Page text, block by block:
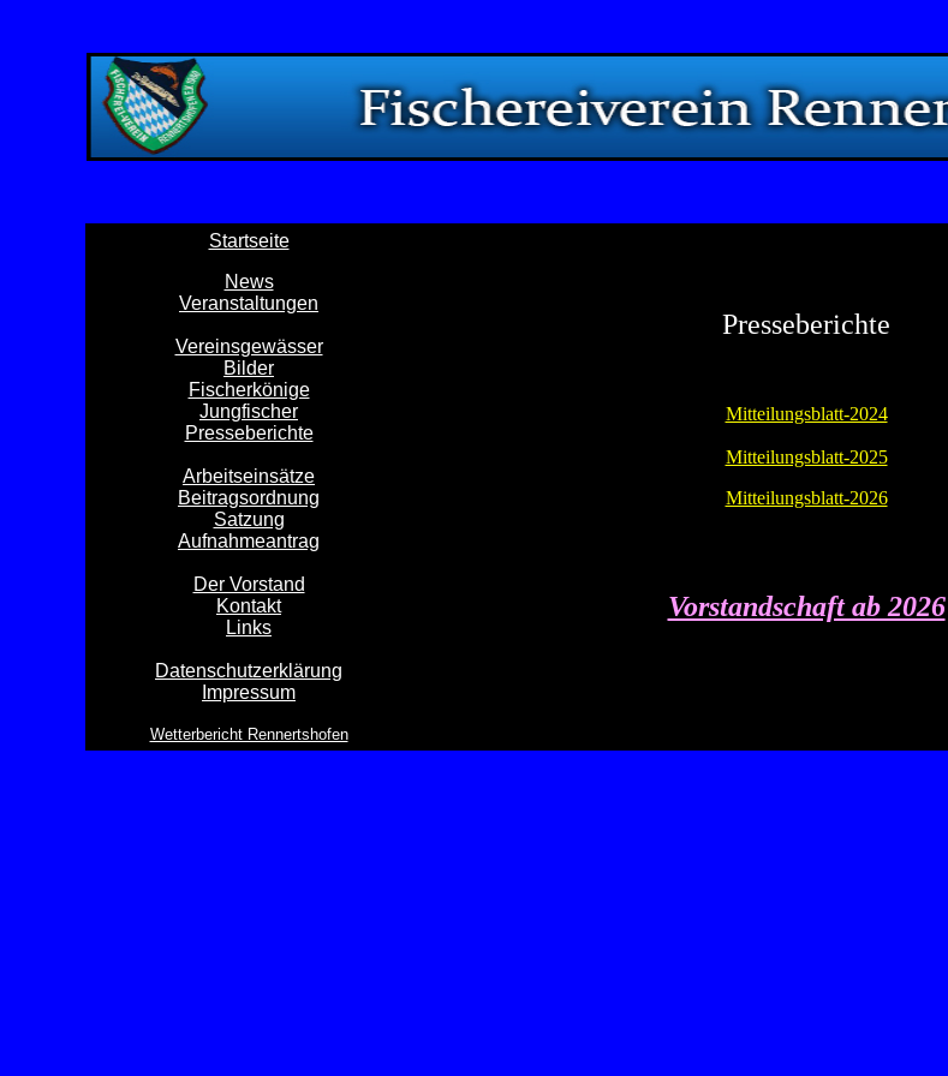
Startseite
News
Veranstaltungen
Vereinsgewässer
Bilder
Fischerkönige
Jungfischer
Presseberichte
Arbeitseinsätze
Beitragsordnung
Satzung
Aufnahmeantrag
Der Vorstand
Kontakt
Links
Datenschutzerklärung
Impressum
Wetterbericht Rennertshofen
Presseberichte
Mitteilungsblatt-2024
Mitteilungsblatt-2025
Mitteilungsblatt-2026
Vorstandschaft ab 2026